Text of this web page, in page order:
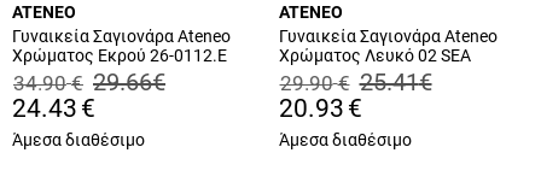
ATENEO
Γυναικεία Σαγιονάρα Ateneo
Χρώματος Εκρού 26-0112.E
34.90 € 29.66€
24.43 €
Άμεσα διαθέσιμο
ATENEO
Γυναικεία Σαγιονάρα Ateneo
Χρώματος Λευκό 02 SEA
SANDALS.W
29.90 € 25.41€
20.93 €
Άμεσα διαθέσιμο